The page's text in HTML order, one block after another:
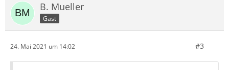
B. Mueller
Gast
24. Mai 2021 um 14:02 #3